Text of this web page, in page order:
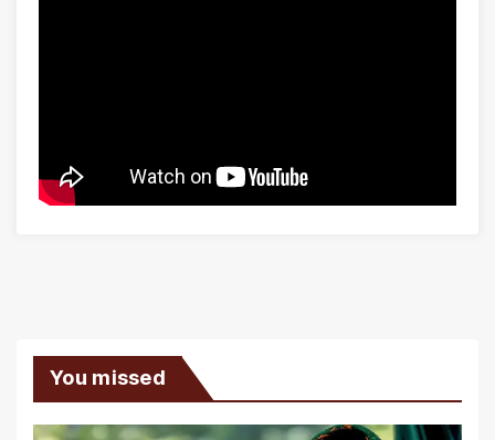
You missed